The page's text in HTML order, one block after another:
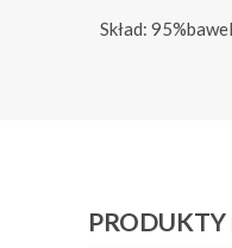
Skład:
PRODUKTY